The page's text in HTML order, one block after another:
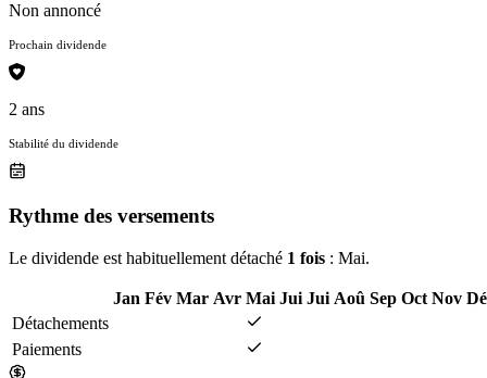
Non annoncé
Prochain dividende
2 ans
Stabilité du dividende
Rythme des versements
Le dividende est habituellement détaché 1 fois : Mai.
Jan Fév Mar Avr Mai Jui Jui Aoû Sep Oct Nov
Détachements
Paiements